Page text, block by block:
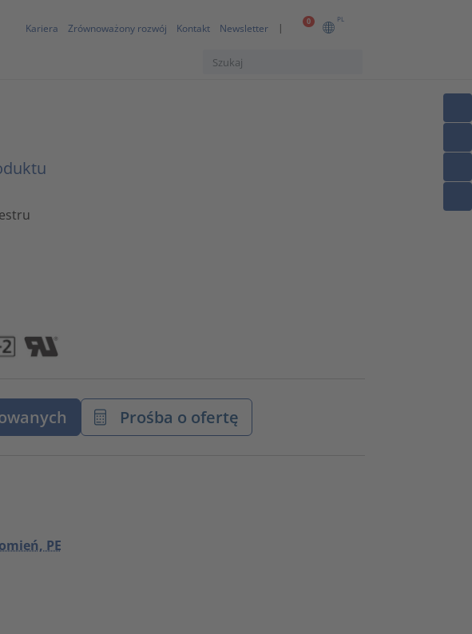
0 PL
Kariera Zrównoważony rozwój Kontakt Newsletter
Prośba o ofertę
PE